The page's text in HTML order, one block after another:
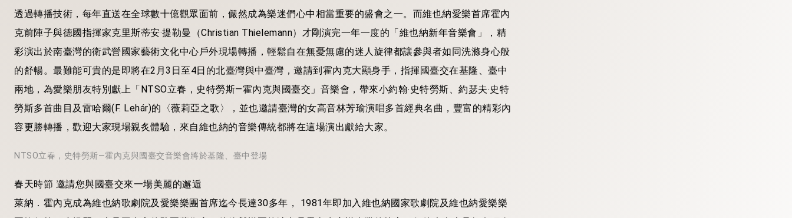
透過轉播技術，每年直送在全球數十億觀眾面前，儼然成為樂迷們心中相當重要的盛會之一。而維也納愛樂首席霍內
克前陣子與德國指揮家克里斯蒂安·提勒曼（Christian Thielemann）才剛演完一年一度的「維也納新年音樂會」，精
彩演出於南臺灣的衛武營國家藝術文化中心戶外現場轉播，輕鬆自在無憂無慮的迷人旋律都讓參與者如同洗滌身心般
的舒暢。最難能可貴的是即將在2月3日至4日的北臺灣與中臺灣，邀請到霍內克大顯身手，指揮國臺交在基隆、臺中
兩地，為愛樂朋友特別獻上「NTSO立春，史特勞斯—霍內克與國臺交」音樂會，帶來小約翰‧史特勞斯、約瑟夫‧史特
勞斯多首曲目及雷哈爾(F. Lehár)的〈薇莉亞之歌〉，並也邀請臺灣的女高音林芳瑜演唱多首經典名曲，豐富的精彩內
容更勝轉播，歡迎大家現場親炙體驗，來自維也納的音樂傳統都將在這場演出獻給大家。
NTSO立春，史特勞斯—霍內克與國臺交音樂會將於基隆、臺中登場
春天時節 邀請您與國臺交來一場美麗的邂逅
萊納．霍內克成為維也納歌劇院及愛樂樂團首席迄今長達30多年， 1981年即加入維也納國家歌劇院及維也納愛樂樂